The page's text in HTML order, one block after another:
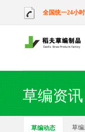
全国统一24小
草编资讯
草编动态 草编